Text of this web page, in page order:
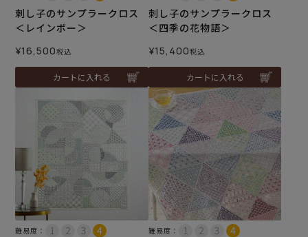
刺し子のサンプラークロス
＜レインボー＞
¥16,500税込
カートに入れる
刺し子のサンプラークロス
＜四季の花物語＞
¥15,400税込
カートに入れる
難易度： 難易度：